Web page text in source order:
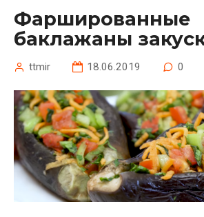
Фаршированные
баклажаны
ttmir 18.06.2019 0